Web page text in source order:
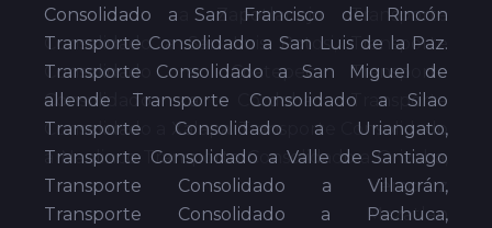
Consolidado a San Francisco del Rincón
Transporte Consolidado a San Luis de la Paz.
Transporte Consolidado a San Miguel de
allende Transporte Consolidado a Silao
Transporte Consolidado a Uriangato,
Transporte Consolidado a Valle de Santiago
Transporte Consolidado a Villagrán,
Transporte Consolidado a Pachuca,